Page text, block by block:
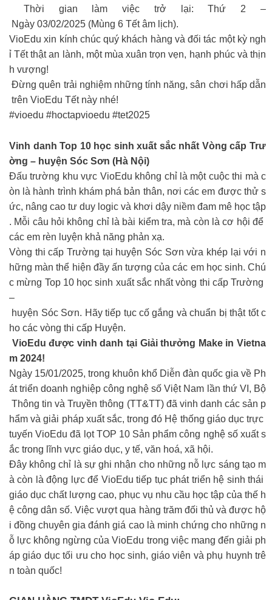
Thời gian làm việc trở lại: Thứ 2 –
Ngày 03/02/2025 (Mùng 6 Tết âm lịch).
VioEdu xin kính chúc quý khách hàng và đối tác một kỳ ngh
ỉ Tết thật an lành, một mùa xuân trọn vẹn, hạnh phúc và thịn
h vượng!
Đừng quên trải nghiệm những tính năng, sân chơi hấp dẫn
trên VioEdu Tết này nhé!
#vioedu #hoctapvioedu #tet2025
Vinh danh Top 10 học sinh xuất sắc nhất Vòng cấp Trư
ờng – huyện Sóc Sơn (Hà Nội)
Đấu trường khu vực VioEdu không chỉ là một cuộc thi mà c
òn là hành trình khám phá bản thân, nơi các em được thử s
ức, nâng cao tư duy logic và khơi dậy niềm đam mê học tập
. Mỗi câu hỏi không chỉ là bài kiểm tra, mà còn là cơ hội để
các em rèn luyện khả năng phản xạ.
Vòng thi cấp Trường tại huyện Sóc Sơn vừa khép lại với n
hững màn thể hiện đầy ấn tượng của các em học sinh. Chú
c mừng Top 10 học sinh xuất sắc nhất vòng thi cấp Trường
–
huyện Sóc Sơn. Hãy tiếp tục cố gắng và chuẩn bị thật tốt c
ho các vòng thi cấp Huyện.
VioEdu được vinh danh tại Giải thưởng Make in Vietna
m 2024!
Ngày 15/01/2025, trong khuôn khổ Diễn đàn quốc gia về Ph
át triển doanh nghiệp công nghệ số Việt Nam lần thứ VI, Bộ
Thông tin và Truyền thông (TT&TT) đã vinh danh các sản p
hẩm và giải pháp xuất sắc, trong đó Hệ thống giáo dục trực
tuyến VioEdu đã lọt TOP 10 Sản phẩm công nghệ số xuất s
ắc trong lĩnh vực giáo dục, y tế, văn hoá, xã hội.
Đây không chỉ là sự ghi nhận cho những nỗ lực sáng tạo m
à còn là động lực để VioEdu tiếp tục phát triển hệ sinh thái
giáo dục chất lượng cao, phục vụ nhu cầu học tập của thế h
ệ công dân số. Việc vượt qua hàng trăm đối thủ và được hộ
i đồng chuyên gia đánh giá cao là minh chứng cho những n
ỗ lực không ngừng của VioEdu trong việc mang đến giải ph
áp giáo dục tối ưu cho học sinh, giáo viên và phụ huynh trê
n toàn quốc!